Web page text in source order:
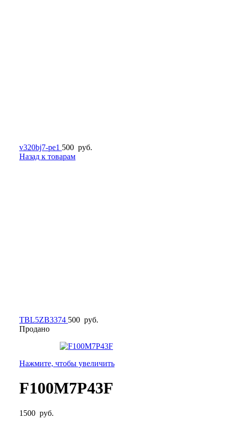
v320bj7-pe1 500 руб.
Назад к товарам
TBL5ZB3374 500 руб.
Продано
Нажмите, чтобы увеличить
F100M7P43F
1500 руб.